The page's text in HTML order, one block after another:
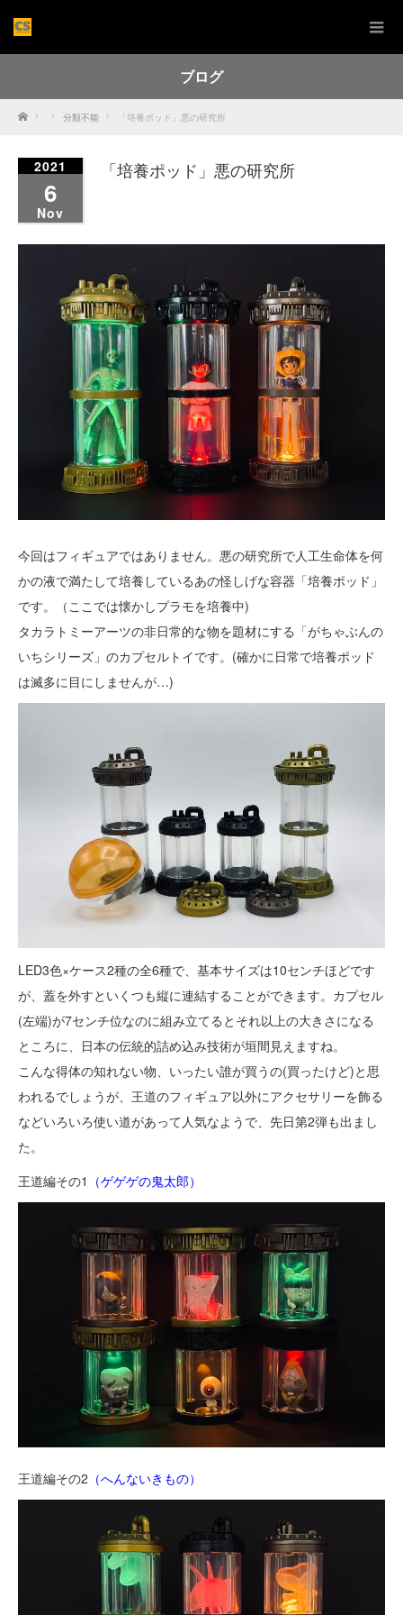
ブログ
Home 分類不能 「培養ポッド」悪の研究所
2021
6
Nov
「培養ポッド」悪の研究所
今回はフィギュアではありません。悪の研究所で人工生命体を何
かの液で満たして培養しているあの怪しげな容器「培養ポッド」
です。（ここでは懐かしプラモを培養中)
タカラトミーアーツの非日常的な物を題材にする「がちゃぶんの
いちシリーズ」のカプセルトイです。(確かに日常で培養ポッド
は滅多に目にしませんが…)
LED3色×ケース2種の全6種で、基本サイズは10センチほどです
が、蓋を外すといくつも縦に連結することができます。カプセル
(左端)が7センチ位なのに組み立てるとそれ以上の大きさになる
ところに、日本の伝統的詰め込み技術が垣間見えますね。
こんな得体の知れない物、いったい誰が買うの(買ったけど)と思
われるでしょうが、王道のフィギュア以外にアクセサリーを飾る
などいろいろ使い道があって人気なようで、先日第2弾も出まし
た。
王道編その1 （ゲゲゲの鬼太郎）
王道編その2 （へんないきもの）